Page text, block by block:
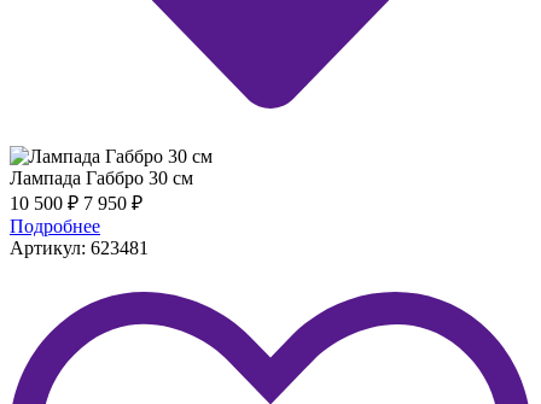
Лампада Габбро 30 см
10 500 ₽ 7 950 ₽
Подробнее
Артикул: 623481